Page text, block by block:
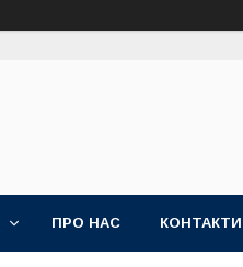
ПРО НАС КОНТАКТИ